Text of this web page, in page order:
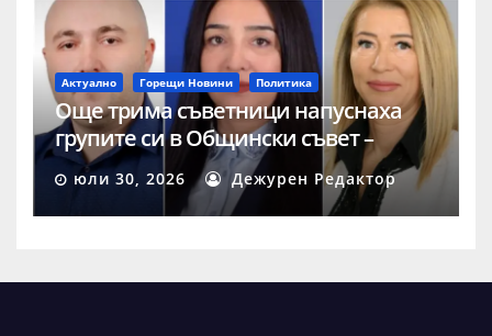
Актуално Горещи Новини Политика
Още трима съветници напуснаха
групите си в Общински съвет –
Шумен
юли 30, 2026 Дежурен Редактор